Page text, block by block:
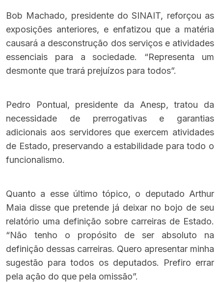
Bob Machado, presidente do SINAIT, reforçou as
exposições anteriores, e enfatizou que a matéria
causará a desconstrução dos serviços e atividades
essenciais para a sociedade. “Representa um
desmonte que trará prejuízos para todos”.
Pedro Pontual, presidente da Anesp, tratou da
necessidade de prerrogativas e garantias
adicionais aos servidores que exercem atividades
de Estado, preservando a estabilidade para todo o
funcionalismo.
Quanto a esse último tópico, o deputado Arthur
Maia disse que pretende já deixar no bojo de seu
relatório uma definição sobre carreiras de Estado.
“Não tenho o propósito de ser absoluto na
definição dessas carreiras. Quero apresentar minha
sugestão para todos os deputados. Prefiro errar
pela ação do que pela omissão”.